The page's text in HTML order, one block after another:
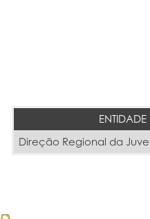
ENTIDADE
Direção Regional da